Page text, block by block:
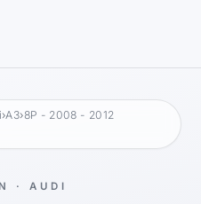
›A3›8P - 2008 - 2012
· AUDI